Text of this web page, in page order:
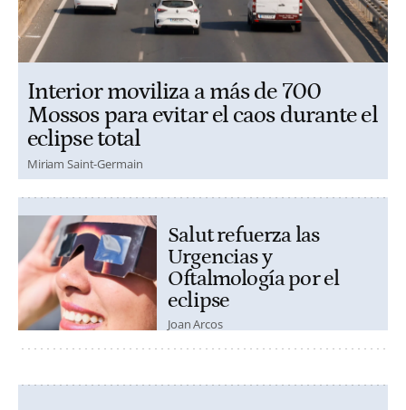
Interior moviliza a más de 700
Mossos para evitar el caos durante el
eclipse total
Miriam Saint-Germain
Salut refuerza las
Urgencias y
Oftalmología por el
eclipse
Joan Arcos